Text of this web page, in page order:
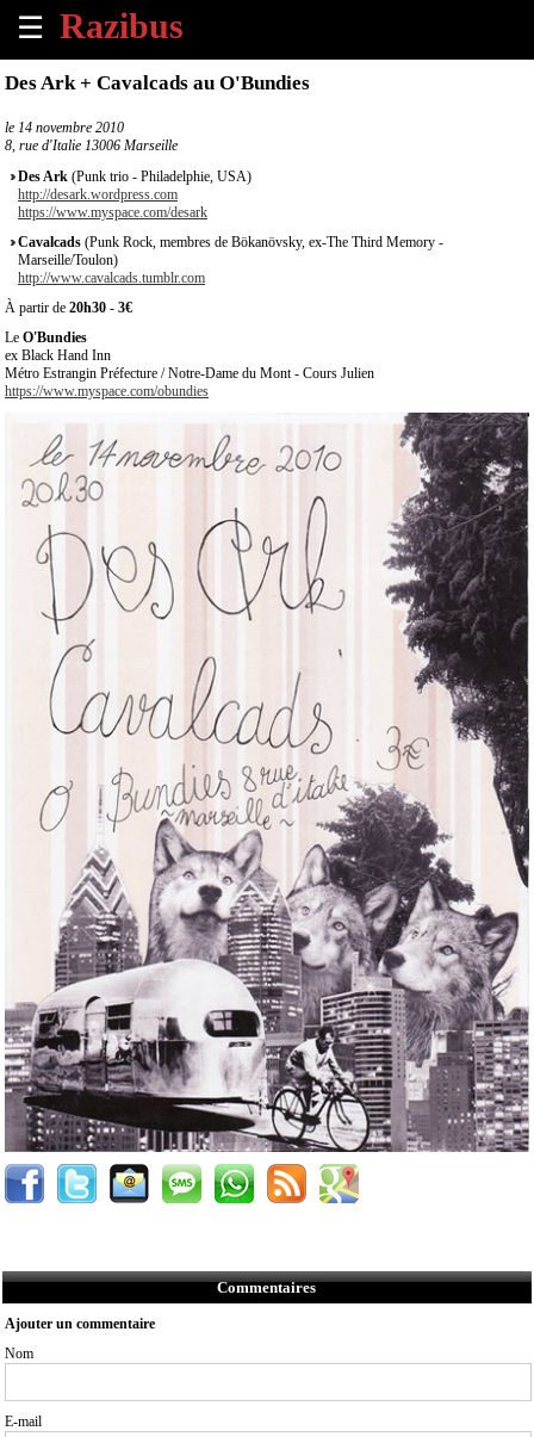
☰
×
Tous
les
évènements
à
venir
Annoncer
un
évènement
À
propos
Des Ark + Cavalcads au O'Bundies
le 14 novembre 2010
8, rue d'Italie 13006 Marseille
Des Ark (Punk trio - Philadelphie, USA)
http://desark.wordpress.com
https://www.myspace.com/desark
Cavalcads (Punk Rock, membres de Bökanövsky, ex-The Third Memory -
Marseille/Toulon)
http://www.cavalcads.tumblr.com
À partir de 20h30 - 3€
Le O'Bundies
ex Black Hand Inn
Métro Estrangin Préfecture / Notre-Dame du Mont - Cours Julien
https://www.myspace.com/obundies
Commentaires
Ajouter un commentaire
Nom
E-mail